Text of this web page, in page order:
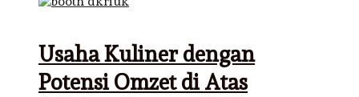
Usaha Kuliner dengan
Potensi Omzet di Atas